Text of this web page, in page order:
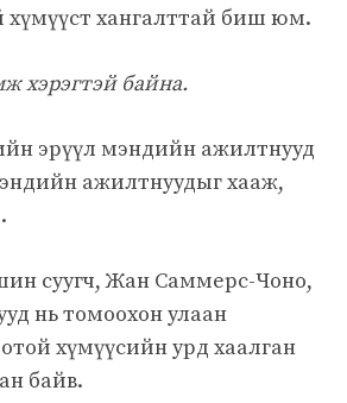
хүмүүст хангалттай биш юм.
хэрэгтэй байна.
эрүүл мэндийн ажилтнууд
ажилтнуудыг хааж,
суугч, Жан Саммерс-Чоно,
нь томоохон улаан
хүмүүсийн урд хаалган
байв.